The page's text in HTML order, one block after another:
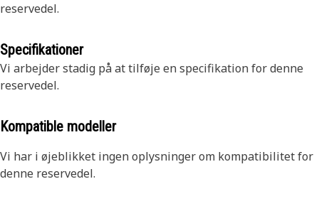
reservedel.
Specifikationer
Vi arbejder stadig på at tilføje en specifikation for denne
reservedel.
Kompatible modeller
Vi har i øjeblikket ingen oplysninger om kompatibilitet for
denne reservedel.